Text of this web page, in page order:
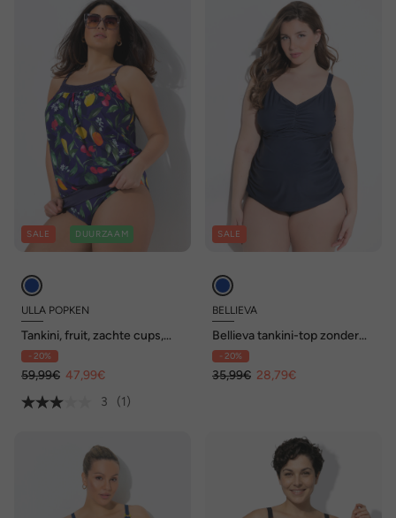
SALE DUURZAAM
ULLA POPKEN
Tankini, fruit, zachte cups,
verstelbare bandjes,
gerecycled
- 20%
59,99€ 47,99€
3
(1)
SALE
BELLIEVA
Bellieva tankini-top zonder
zachte cups
- 20%
35,99€ 28,79€